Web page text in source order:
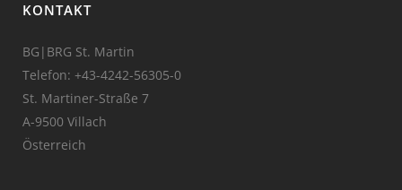
KONTAKT
BG|BRG St. Martin
Telefon: +43-4242-56305-0
St. Martiner-Straße 7
A-9500 Villach
Österreich